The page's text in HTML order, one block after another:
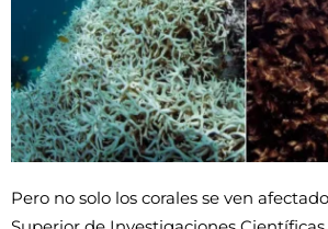
Pero no solo los corales se ven